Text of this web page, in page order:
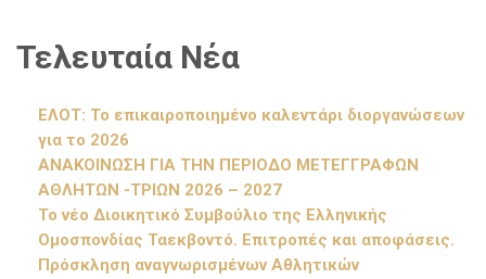
Τελευταία Νέα
ΕΛΟΤ: Το επικαιροποιημένο καλεντάρι διοργανώσεων
για το 2026
ΑΝΑΚΟΙΝΩΣΗ ΓΙΑ ΤΗΝ ΠΕΡΙΟΔΟ ΜΕΤΕΓΓΡΑΦΩΝ
ΑΘΛΗΤΩΝ -ΤΡΙΩΝ 2026 – 2027
Το νέο Διοικητικό Συμβούλιο της Ελληνικής
Ομοσπονδίας Ταεκβοντό. Επιτροπές και αποφάσεις.
Πρόσκληση αναγνωρισμένων Αθλητικών